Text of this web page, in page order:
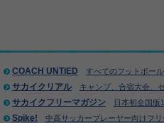
COACH UNTIED すべてのフットボー
サカイクリアル キャンプ、合宿大会、
サカイクフリーマガジン 日本初全国版
Spike! 中高サッカープレーヤー向けフ